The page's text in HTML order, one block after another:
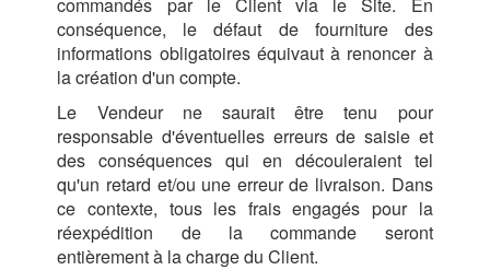
conséquence, le défaut de fourniture des
informations obligatoires équivaut à renoncer à
la création d'un compte.
Le Vendeur ne saurait être tenu pour
responsable d'éventuelles erreurs de saisie et
des conséquences qui en découleraient tel
qu'un retard et/ou une erreur de livraison. Dans
ce contexte, tous les frais engagés pour la
réexpédition de la commande seront
entièrement à la charge du Client.